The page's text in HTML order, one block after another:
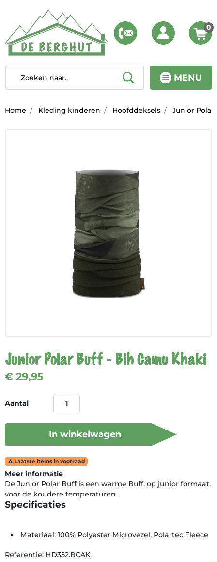
MENU
0
Home Kleding kinderen Hoofddeksels Junior Polar
Junior Polar Buff - Bih Camu Khaki
€ 29,95
Aantal
In winkelwagen
 Laatste items in voorraad
Meer informatie
De Junior Polar Buff is een warme Buff, op junior formaat,
voor de koudere temperaturen.
Specificaties
Materiaal: 100% Polyester Microvezel, Polartec Fleece
Referentie: HD352.BCAK